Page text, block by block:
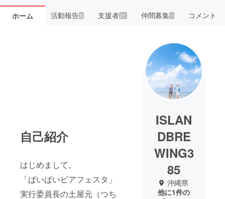
ホーム 活動報告6 支援者21 仲間募集 1 コメント
自己紹介
はじめまして。
「ぱいぱいビアフェスタ」
実行委員長の土屋元（つち
ISLAN
DBRE
WING3
85
沖縄県
他に1件の